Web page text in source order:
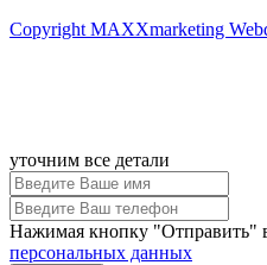
Copyright MAXXmarketing
уточним все детали
Нажимая кнопку "Отправить"
персональных данных